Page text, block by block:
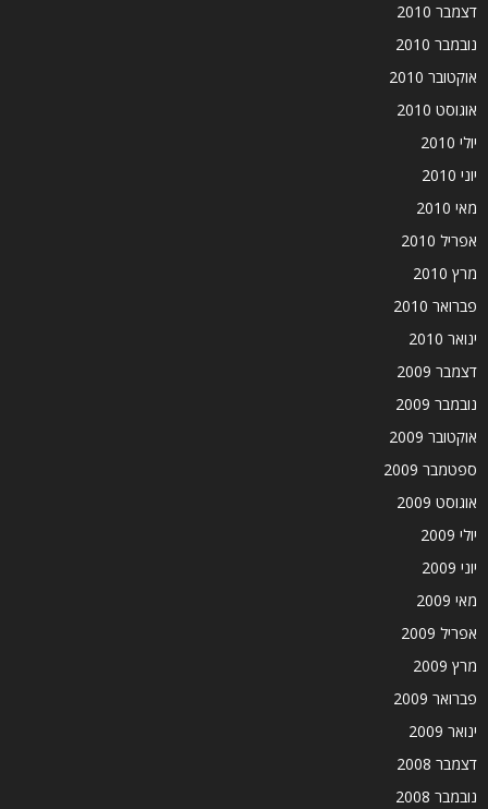
דצמבר 2010
נובמבר 2010
אוקטובר 2010
אוגוסט 2010
יולי 2010
יוני 2010
מאי 2010
אפריל 2010
מרץ 2010
פברואר 2010
ינואר 2010
דצמבר 2009
נובמבר 2009
אוקטובר 2009
ספטמבר 2009
אוגוסט 2009
יולי 2009
יוני 2009
מאי 2009
אפריל 2009
מרץ 2009
פברואר 2009
ינואר 2009
דצמבר 2008
נובמבר 2008